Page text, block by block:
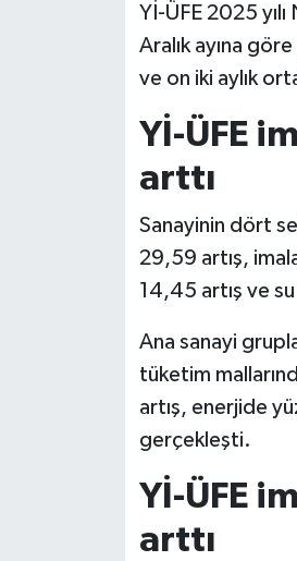
Yİ-ÜFE 2025
Aralık ayına
ve on iki aylık
Yİ-ÜFE
arttı
Sanayinin dört
29,59 artış,
14,45 artış ve
Ana sanayi
tüketim
artış, enerjide
gerçekleşti.
Yİ-ÜFE
arttı